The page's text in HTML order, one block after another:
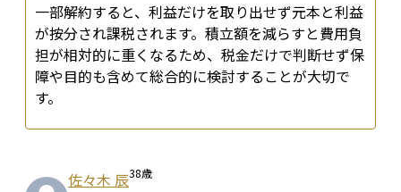
一部解約すると、利益だけを取り出せず元本と利益
が按分され課税されます。積立額を減らすと費用負
担が相対的に重くなるため、税金だけで判断せず保
障や目的も含めて総合的に検討することが大切で
す。
佐々木 辰38歳